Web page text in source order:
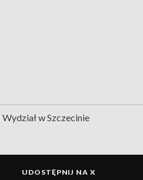
w Szczecinie
UDOSTĘPNIJ NA X